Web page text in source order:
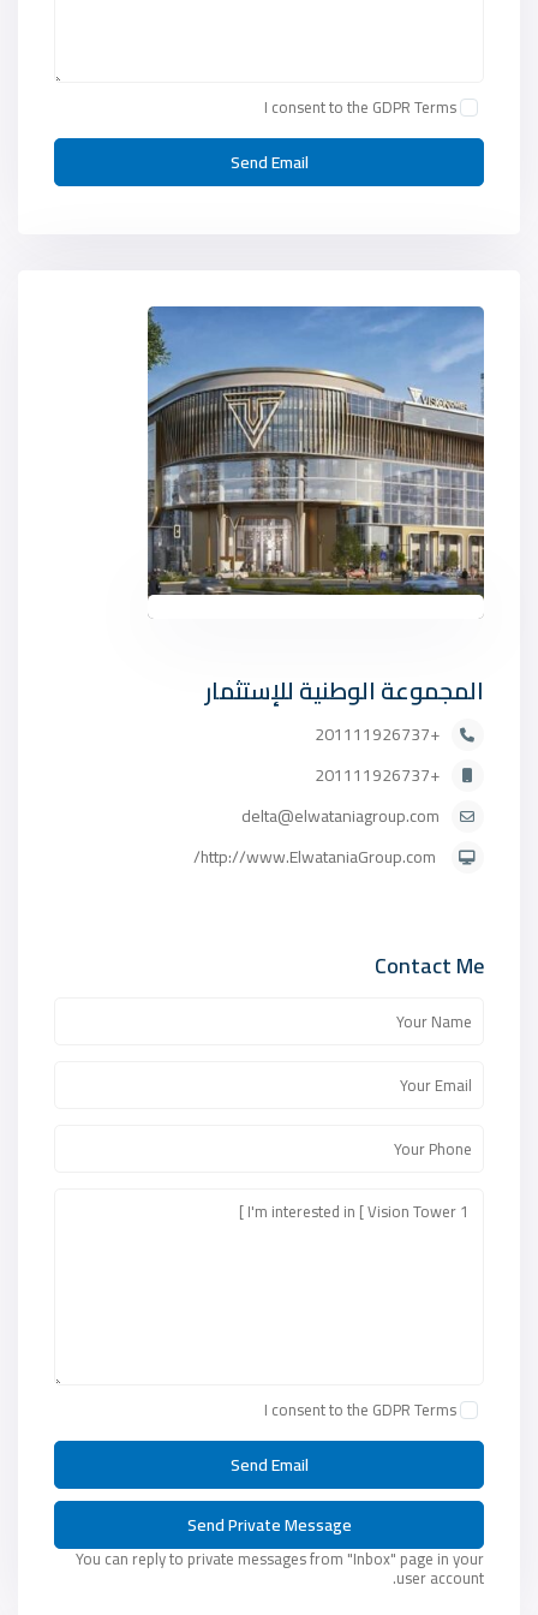
I consent to the GDPR Terms
المجموعة الوطنية للإستثمار
+201111926737
+201111926737
delta@elwataniagroup.com
Contact Me
I consent to the GDPR Terms
You can reply to private messages from "Inbox" page in your
user account.